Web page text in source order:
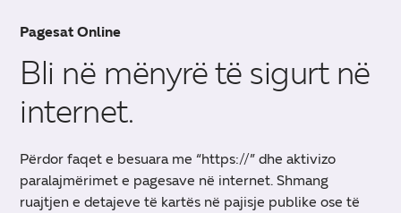
Pagesat Online
Bli në mënyrë të sigurt në
internet.
Përdor faqet e besuara me “https://” dhe aktivizo
paralajmërimet e pagesave në internet. Shmang
ruajtjen e detajeve të kartës në pajisje publike ose të